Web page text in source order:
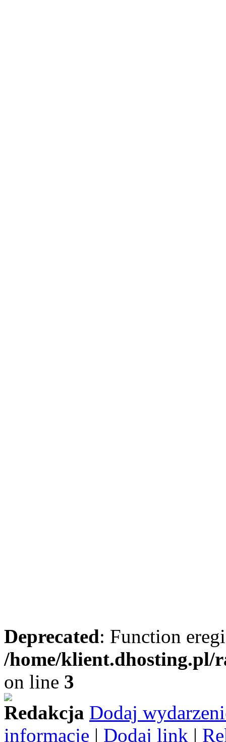
Deprecated: Function
/home/
on line 3
Redakcja Dodaj
informację | Dodaj link |